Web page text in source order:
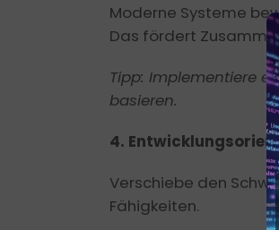
Moderne Systeme
Das fördert
Tipp: Implementiere
basieren.
4.
Verschiebe den
Fähigkeiten.